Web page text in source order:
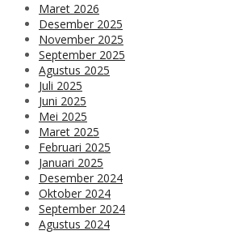
Maret 2026
Desember 2025
November 2025
September 2025
Agustus 2025
Juli 2025
Juni 2025
Mei 2025
Maret 2025
Februari 2025
Januari 2025
Desember 2024
Oktober 2024
September 2024
Agustus 2024